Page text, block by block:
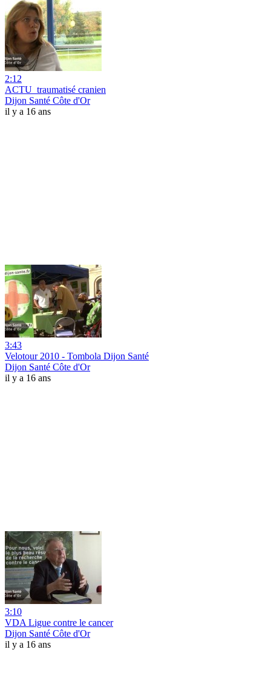
2:12
ACTU_traumatisé cranien
Dijon Santé Côte d'Or
il y a 16 ans
3:43
Velotour 2010 - Tombola Dijon Santé
Dijon Santé Côte d'Or
il y a 16 ans
3:10
VDA Ligue contre le cancer
Dijon Santé Côte d'Or
il y a 16 ans